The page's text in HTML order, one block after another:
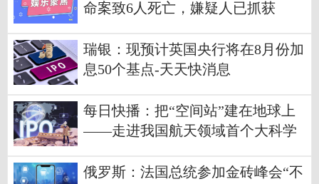
命案致6人死亡，嫌疑人已抓获
瑞银：现预计英国央行将在8月份加
息50个基点-天天快消息
每日快播：把“空间站”建在地球上
——走进我国航天领域首个大科学
俄罗斯：法国总统参加金砖峰会“不